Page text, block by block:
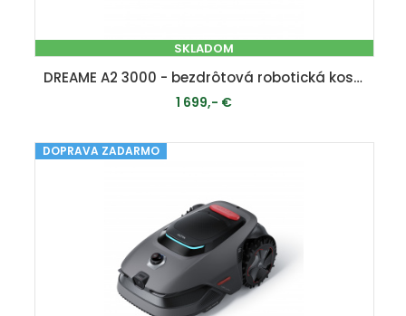
SKLADOM
DREAME A2 3000 - bezdrôtová robotická kosačka ( 3000 m2 )
1 699,- €
PRIDAŤ DO KOŠÍKA
DOPRAVA ZADARMO